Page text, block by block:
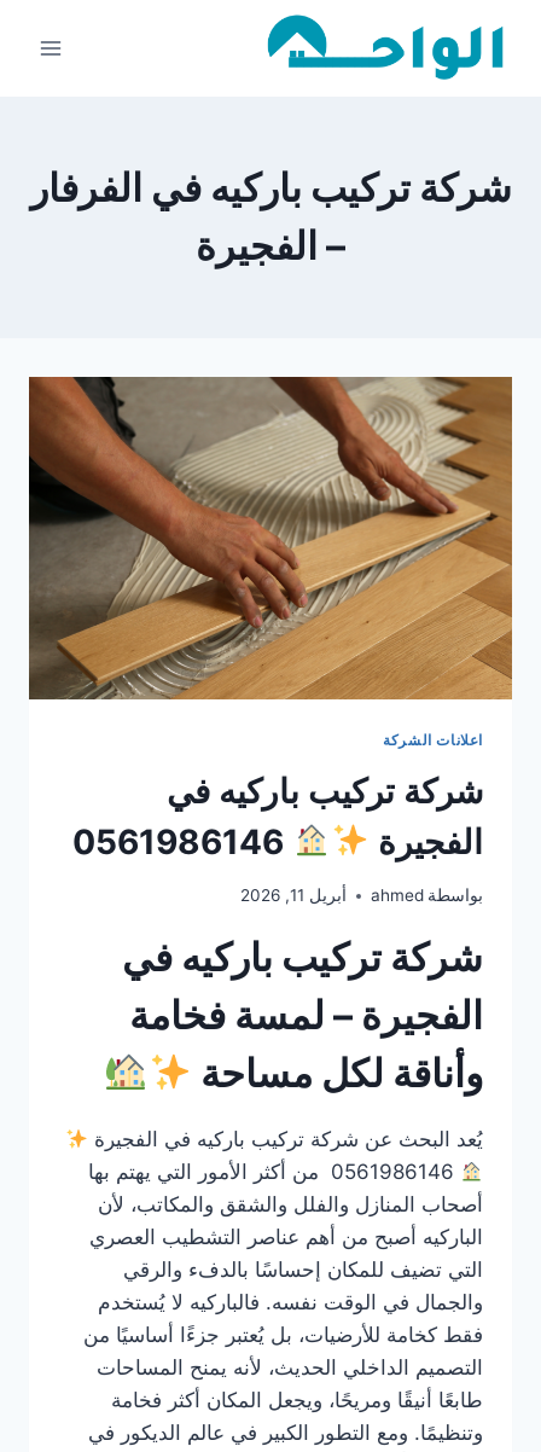
شركة تركيب باركيه في الفرفار
– الفجيرة
اعلانات الشركة
شركة تركيب باركيه في
الفجيرة
بواسطة ahmed أبريل 11, 2026
شركة تركيب باركيه في
الفجيرة – لمسة فخامة
وأناقة لكل مساحة
يُعد البحث عن شركة تركيب باركيه في الفجيرة
0561986146 من أكثر الأمور التي يهتم بها
أصحاب المنازل والفلل والشقق والمكاتب، لأن
الباركيه أصبح من أهم عناصر التشطيب العصري
التي تضيف للمكان إحساسًا بالدفء والرقي
والجمال في الوقت نفسه. فالباركيه لا يُستخدم
فقط كخامة للأرضيات، بل يُعتبر جزءًا أساسيًا من
التصميم الداخلي الحديث، لأنه يمنح المساحات
طابعًا أنيقًا ومريحًا، ويجعل المكان أكثر فخامة
وتنظيمًا. ومع التطور الكبير في عالم الديكور في